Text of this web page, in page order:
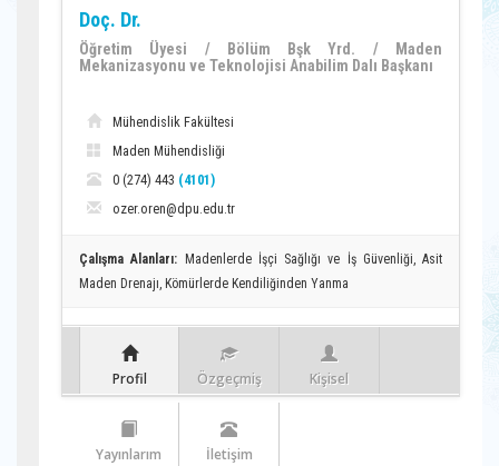
Doç. Dr.
Öğretim Üyesi / Bölüm Bşk Yrd. / Maden
Mekanizasyonu ve Teknolojisi Anabilim Dalı Başkanı
Mühendislik Fakültesi
Maden Mühendisliği
0 (274) 443 (4101)
ozer.oren@dpu.edu.tr
Çalışma Alanları: Madenlerde İşçi Sağlığı ve İş Güvenliği, Asit
Maden Drenajı, Kömürlerde Kendiliğinden Yanma
Profil Özgeçmiş Kişisel
Yayınlarım İletişim